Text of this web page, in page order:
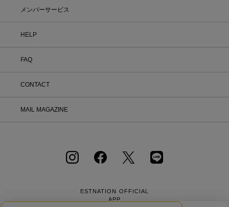
メンバーサービス
HELP
FAQ
CONTACT
MAIL MAGAZINE
ESTNATION OFFICIAL
APP